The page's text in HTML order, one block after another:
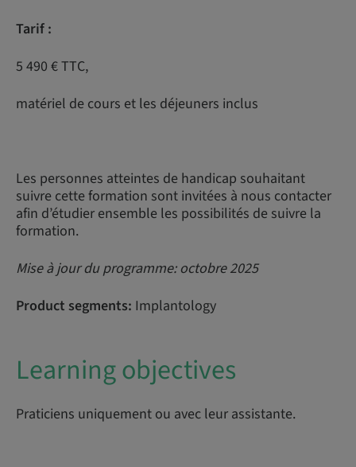
Tarif :
5 490 € TTC,
matériel de cours et les déjeuners inclus
Les personnes atteintes de handicap souhaitant
suivre cette formation sont invitées à nous contacter
afin d’étudier ensemble les possibilités de suivre la
formation.
Mise à jour du programme: octobre 2025
Product segments: Implantology
Learning objectives
Praticiens uniquement ou avec leur assistante.